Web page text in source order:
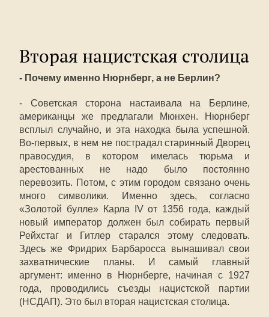
Вторая нацистская столица
- Почему именно Нюрнберг, а не Берлин?
- Советская сторона настаивала на Берлине,
американцы же предлагали Мюнхен. Нюрнберг
всплыл случайно, и эта находка была успешной.
Во-первых, в нем не пострадал старинный Дворец
правосудия, в котором имелась тюрьма и
арестованных не надо было постоянно
перевозить. Потом, с этим городом связано очень
много символики. Именно здесь, согласно
«Золотой булле» Карла IV от 1356 года, каждый
новый император должен был собирать первый
Рейхстаг и Гитлер старался этому следовать.
Здесь же Фридрих Барбаросса вынашивал свои
захватнические планы. И самый главный
аргумент: именно в Нюрнберге, начиная с 1927
года, проводились съезды нацистской партии
(НСДАП). Это был вторая нацистская столица.